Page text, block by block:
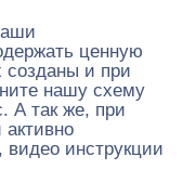
ценную
и при
нашу схему
А так же, при
инструкции